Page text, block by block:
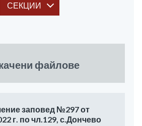
СЕКЦИИ
файлове
заповед №297 от
г. по чл.129, с.Дончево